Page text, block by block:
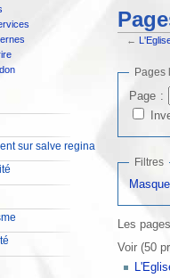
←
Pages
Page :
Filtres
Les
Voir (50
sur salve regina